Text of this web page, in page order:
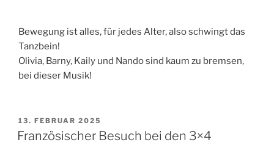
Bewegung ist alles, für jedes Alter, also schwingt das
Tanzbein!
Olivia, Barny, Kaily und Nando sind kaum zu bremsen,
bei dieser Musik!
VERÖFFENTLICHT
AM
13. FEBRUAR 2025
Französischer Besuch bei den 3×4